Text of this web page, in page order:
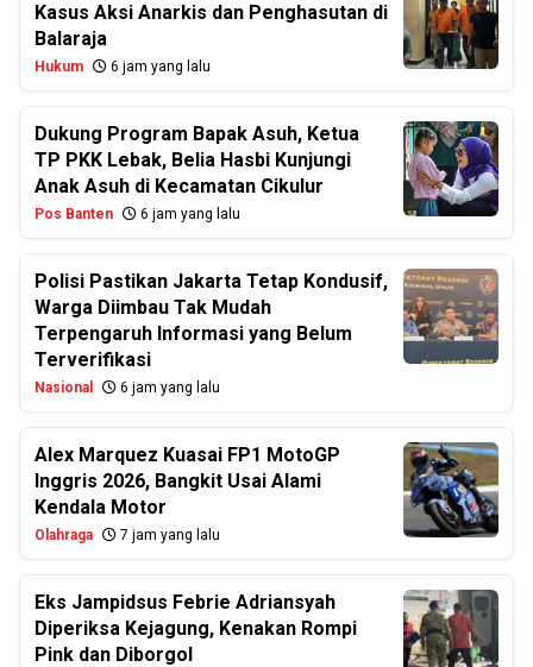
Kasus Aksi Anarkis dan Penghasutan di
Balaraja
Hukum 6 jam yang lalu
Dukung Program Bapak Asuh, Ketua
TP PKK Lebak, Belia Hasbi Kunjungi
Anak Asuh di Kecamatan Cikulur
Pos Banten 6 jam yang lalu
Polisi Pastikan Jakarta Tetap Kondusif,
Warga Diimbau Tak Mudah
Terpengaruh Informasi yang Belum
Terverifikasi
Nasional 6 jam yang lalu
Alex Marquez Kuasai FP1 MotoGP
Inggris 2026, Bangkit Usai Alami
Kendala Motor
Olahraga 7 jam yang lalu
Eks Jampidsus Febrie Adriansyah
Diperiksa Kejagung, Kenakan Rompi
Pink dan Diborgol